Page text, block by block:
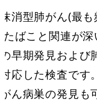
抹消型肺がん(最
(たばこと関連が
の早期発見およ
対応した検査で
がん病巣の発見も